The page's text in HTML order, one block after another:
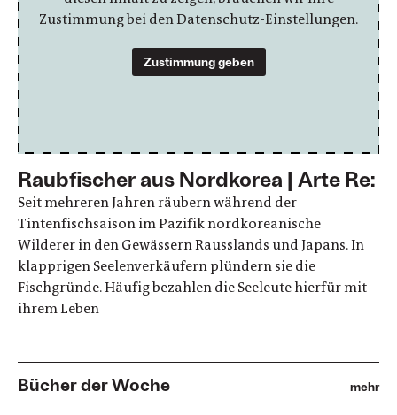
Zustimmung bei den Datenschutz-Einstellungen.
Zustimmung geben
Raubfischer aus Nordkorea | Arte Re:
Seit mehreren Jahren räubern während der
Tintenfischsaison im Pazifik nordkoreanische
Wilderer in den Gewässern Rausslands und Japans. In
klapprigen Seelenverkäufern plündern sie die
Fischgründe. Häufig bezahlen die Seeleute hierfür mit
ihrem Leben
Bücher der Woche mehr